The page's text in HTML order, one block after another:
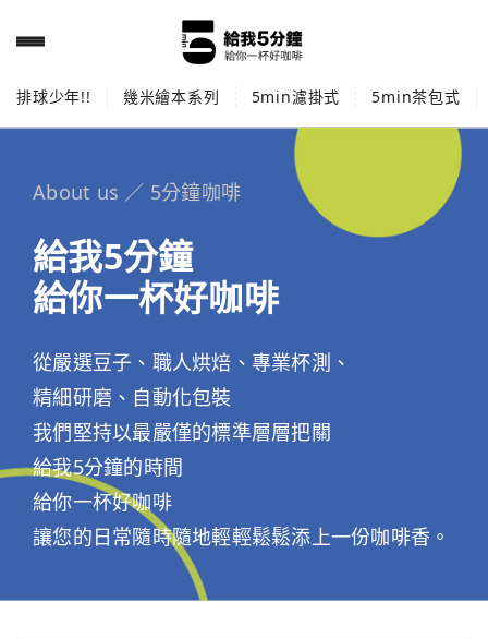
排球少年!! 幾米繪本系列 5min濾掛式 5min茶包式
About us ／ 5分鐘咖啡
給我5分鐘
給你一杯好咖啡
從嚴選豆子、職人烘焙、專業杯測、
精細研磨、自動化包裝
我們堅持以最嚴僅的標準層層把關
給我5分鐘的時間
給你一杯好咖啡
讓您的日常隨時隨地輕輕鬆鬆添上一份咖啡香。